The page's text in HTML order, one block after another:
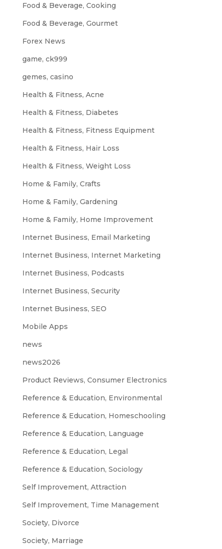
Food & Beverage, Cooking
Food & Beverage, Gourmet
Forex News
game, ck999
gemes, casino
Health & Fitness, Acne
Health & Fitness, Diabetes
Health & Fitness, Fitness Equipment
Health & Fitness, Hair Loss
Health & Fitness, Weight Loss
Home & Family, Crafts
Home & Family, Gardening
Home & Family, Home Improvement
Internet Business, Email Marketing
Internet Business, Internet Marketing
Internet Business, Podcasts
Internet Business, Security
Internet Business, SEO
Mobile Apps
news
news2026
Product Reviews, Consumer Electronics
Reference & Education, Environmental
Reference & Education, Homeschooling
Reference & Education, Language
Reference & Education, Legal
Reference & Education, Sociology
Self Improvement, Attraction
Self Improvement, Time Management
Society, Divorce
Society, Marriage